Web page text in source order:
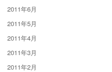
2011年6月
2011年5月
2011年4月
2011年3月
2011年2月